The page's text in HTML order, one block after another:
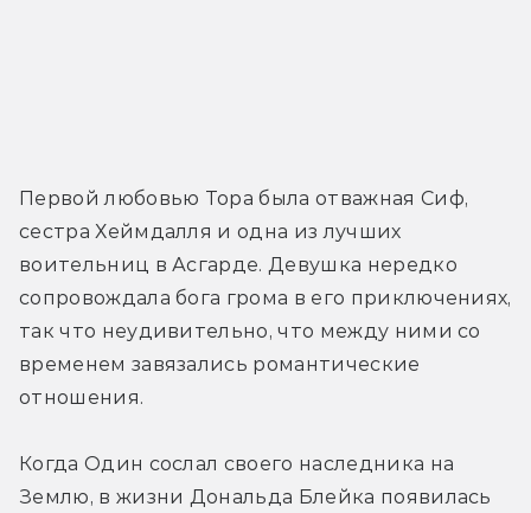
Первой любовью Тора была отважная Сиф,
сестра Хеймдалля и одна из лучших
воительниц в Асгарде. Девушка нередко
сопровождала бога грома в его приключениях,
так что неудивительно, что между ними со
временем завязались романтические
отношения.
Когда Один сослал своего наследника на
Землю, в жизни Дональда Блейка появилась